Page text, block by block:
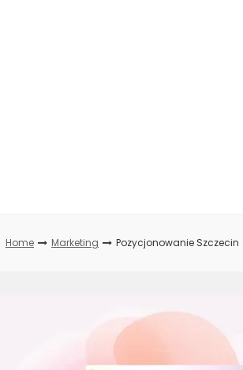
Home Marketing Pozycjonowanie Szczecin